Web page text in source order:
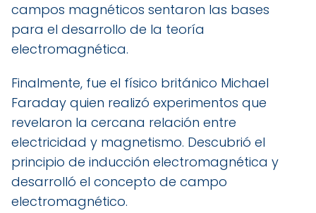
campos magnéticos sentaron las bases
para el desarrollo de la teoría
electromagnética.
Finalmente, fue el físico británico Michael
Faraday quien realizó experimentos que
revelaron la cercana relación entre
electricidad y magnetismo. Descubrió el
principio de inducción electromagnética y
desarrolló el concepto de campo
electromagnético.